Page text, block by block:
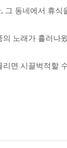
그 동네에서 휴식
노래가 흘러나
리면 시끌벅적할